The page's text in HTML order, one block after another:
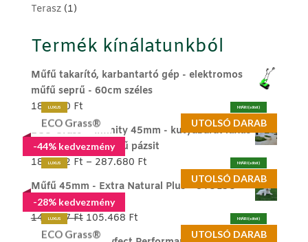
Terasz (1)
Termék kínálatunkból
Műfű takarító, karbantartó gép - elektromos
műfű seprű - 60cm széles
189.990 Ft
ECO Grass®
LUXUS
UTOLSÓ DARAB
NYÁRI (sötét)
-44% kedvezmény
ECO Grass ® Infinity 45mm - kutyabarát luxus
memóriaszálas műfű pázsit
186.272 Ft – 287.680 FtÁrtartomány:
186.272 Ft
-
LUXUS
UTOLSÓ DARAB
NYÁRI (sötét)
-28% kedvezmény
Műfű 45mm - Extra Natural Plus - UTOLSÓ
DARAB
146.387Ft Original
price
105.468 FtCurrent
ECO Grass®
LUXUS
UTOLSÓ DARAB
NYÁRI (sötét)